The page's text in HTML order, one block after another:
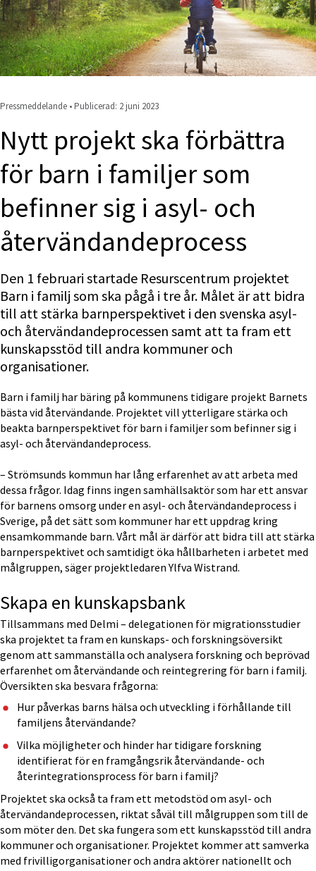
Pressmeddelande • Publicerad: 2 juni 2023
Nytt projekt ska förbättra
för barn i familjer som
befinner sig i asyl- och
återvändandeprocess
Den 1 februari startade Resurscentrum projektet
Barn i familj som ska pågå i tre år. Målet är att bidra
till att stärka barnperspektivet i den svenska asyl-
och återvändande­processen samt att ta fram ett
kunskapsstöd till andra kommuner och
organisationer.
Barn i familj har bäring på kommunens tidigare projekt Barnets
bästa vid återvändande. Projektet vill ytterligare stärka och
beakta barnperspektivet för barn i familjer som befinner sig i
asyl- och återvändandeprocess.
– Strömsunds kommun har lång erfarenhet av att arbeta med
dessa frågor. Idag finns ingen samhällsaktör som har ett ansvar
för barnens omsorg under en asyl- och återvändandeprocess i
Sverige, på det sätt som kommuner har ett uppdrag kring
ensamkommande barn. Vårt mål är därför att bidra till att stärka
barnperspektivet och samtidigt öka hållbarheten i arbetet med
målgruppen, säger projektledaren Ylfva Wistrand.
Skapa en kunskapsbank
Tillsammans med Delmi – delegationen för migrationsstudier
ska projektet ta fram en kunskaps- och forskningsöversikt
genom att sammanställa och analysera forskning och beprövad
erfarenhet om återvändande och reintegrering för barn i familj.
Översikten ska besvara frågorna:
Hur påverkas barns hälsa och utveckling i förhållande till
familjens återvändande?
Vilka möjligheter och hinder har tidigare forskning
identifierat för en framgångsrik återvändande- och
återintegrationsprocess för barn i familj?
Projektet ska också ta fram ett metodstöd om asyl- och
återvändande­processen, riktat såväl till målgruppen som till de
som möter den. Det ska fungera som ett kunskapsstöd till andra
kommuner och organisationer. Projektet kommer att samverka
med frivilligorganisationer och andra aktörer nationellt och